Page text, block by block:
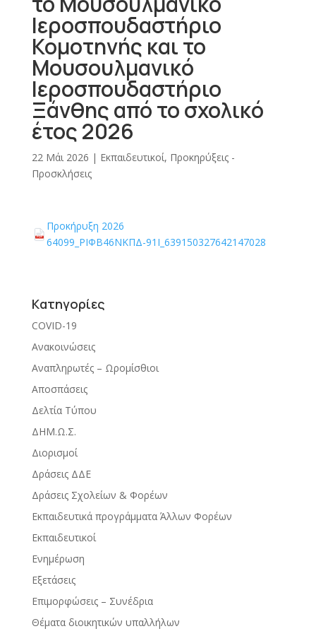
Ιεροσπουδαστήριο
Κομοτηνής και το
Μουσουλμανικό
Ιεροσπουδαστήριο
Ξάνθης από το σχολικό
έτος 2026
22 Μάι 2026 | Εκπαιδευτικοί, Προκηρύξεις -
Προσκλήσεις
PDF
PDF file:
Προκήρυξη 2026
64099_ΡΙΦΒ46ΝΚΠΔ-91Ι_639150327642147028
Kατηγορίες
COVID-19
Ανακοινώσεις
Αναπληρωτές – Ωρομίσθιοι
Αποσπάσεις
Δελτία Τύπου
ΔΗΜ.Ω.Σ.
Διορισμοί
Δράσεις ΔΔΕ
Δράσεις Σχολείων & Φορέων
Εκπαιδευτικά προγράμματα Άλλων Φορέων
Εκπαιδευτικοί
Ενημέρωση
Εξετάσεις
Επιμορφώσεις – Συνέδρια
Θέματα διοικητικών υπαλλήλων